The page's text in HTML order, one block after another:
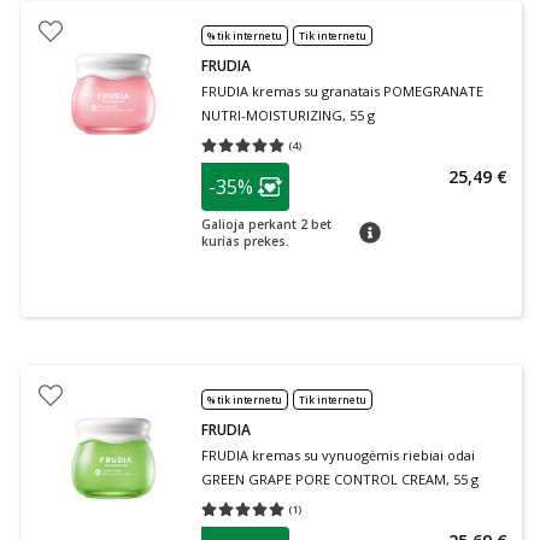
% tik internetu Tik internetu
FRUDIA
FRUDIA kremas su granatais POMEGRANATE
NUTRI-MOISTURIZING, 55 g
(4)
Vidutinis įvertinimas 5.00
patarimas
Lojalumo klubo narių nuolaida
-35%
Galioja perkant 2 bet
kurias prekes.
patarimas
25,49 €
% tik internetu Tik internetu
FRUDIA
FRUDIA kremas su vynuogėmis riebiai odai
GREEN GRAPE PORE CONTROL CREAM, 55 g
(1)
Vidutinis įvertinimas 5.00